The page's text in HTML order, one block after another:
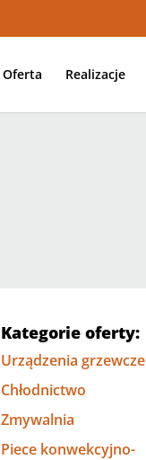
Oferta Realizacje
Kategorie oferty:
Urządzenia grzewcze
Chłodnictwo
Zmywalnia
Piece konwekcyjno-